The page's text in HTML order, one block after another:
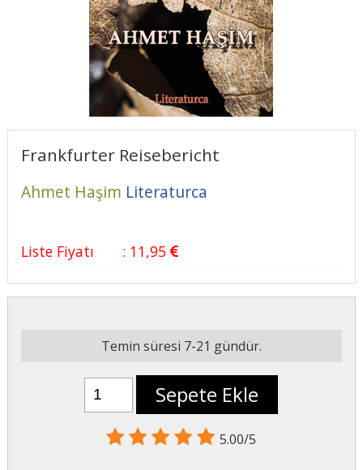
Frankfurter Reisebericht
Ahmet Haşim Literaturca
Liste Fiyatı : 11,95
Temin süresi 7-21 gündür.
Sepete Ekle
5.00/5